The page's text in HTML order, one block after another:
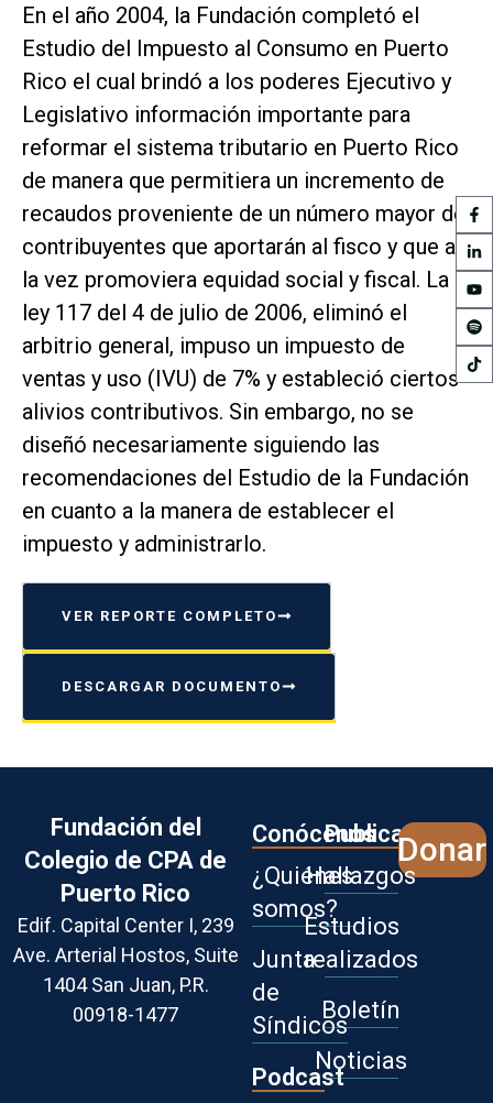
En el año 2004, la Fundación completó el
Estudio del Impuesto al Consumo en Puerto
Rico el cual brindó a los poderes Ejecutivo y
Legislativo información importante para
reformar el sistema tributario en Puerto Rico
de manera que permitiera un incremento de
recaudos proveniente de un número mayor de
contribuyentes que aportarán al fisco y que a
la vez promoviera equidad social y fiscal. La
ley 117 del 4 de julio de 2006, eliminó el
arbitrio general, impuso un impuesto de
ventas y uso (IVU) de 7% y estableció ciertos
alivios contributivos. Sin embargo, no se
diseñó necesariamente siguiendo las
recomendaciones del Estudio de la Fundación
en cuanto a la manera de establecer el
impuesto y administrarlo.
VER REPORTE COMPLETO
DESCARGAR DOCUMENTO
Fundación del
Colegio de CPA de
Puerto Rico
Edif. Capital Center I, 239
Ave. Arterial Hostos, Suite
1404 San Juan, P.R.
00918-1477
Conócenos
¿Quiénes
somos?
Junta
de
Síndicos
Podcast
Publicaciones
Hallazgos
Estudios
realizados
Boletín
Noticias
Donar